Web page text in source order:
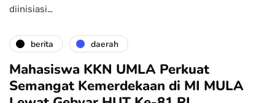
diinisiasi…
berita daerah
Mahasiswa KKN UMLA Perkuat
Semangat Kemerdekaan di MI MULA